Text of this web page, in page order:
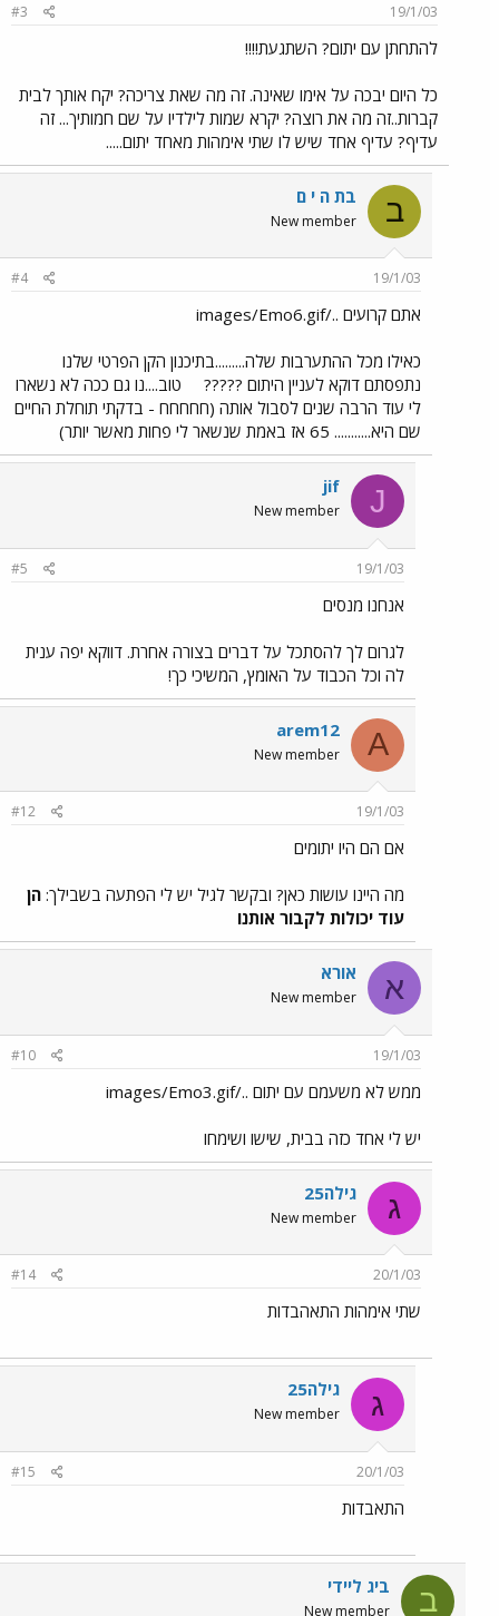
19/1/03
#3
להתחתן עם יתום? השתגעת!!!!
כל היום יבכה על אימו שאינה. זה מה שאת צריכה? יקח אותך לבית
קברות..זה מה את רוצה? יקרא שמות לילדיו על שם חמותיך... זה
עדיף? עדיף אחד שיש לו שתי אימהות מאחד יתום.....
ב בת ה י ם
New member
19/1/03
#4
אתם קרועים ../images/Emo6.gif
כאילו מכל ההתערבות שלה.........בתיכנון הקן הפרטי שלנו
נתפסתם דוקא לעניין היתום ?????
טוב....נו גם ככה לא נשארו
לי עוד הרבה שנים לסבול אותה (חחחחח - בדקתי תוחלת החיים
שם היא........... 65 אז באמת שנשאר לי פחות מאשר יותר)
J
jif
New member
19/1/03
#5
אנחנו מנסים
לגרום לך להסתכל על דברים בצורה אחרת. דווקא יפה ענית
לה וכל הכבוד על האומץ, המשיכי כך!
A
arem12
New member
19/1/03
#12
אם הם היו יתומים
מה היינו עושות כאן? ובקשר לגיל יש לי הפתעה בשבילך: הן
עוד יכולות לקבור אותנו
א אורא
New member
19/1/03
#10
ממש לא משעמם עם יתום ../images/Emo3.gif
יש לי אחד כזה בבית, שישו ושימחו
ג גילה25
New member
20/1/03
#14
שתי אימהות התאהבדות
ג גילה25
New member
20/1/03
#15
התאבדות
ב ביג ליידי
New member